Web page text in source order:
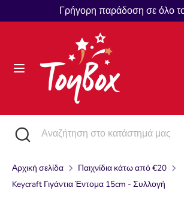
στο
Γρήγορη παράδοση σε όλο
Γλώσσα
Ελληνικά
ΑναζήτησηΑναζήτηση
στο
κατάστημά
μας
ΑναζήτησηΑναζήτηση
κατάστημά
μας
Κλείστε
αναζήτηση
Αρχική σελίδα
Παιχνίδια κάτω από €20
Keycraft Γιγάντια Έντομα 15cm - Συλλογή